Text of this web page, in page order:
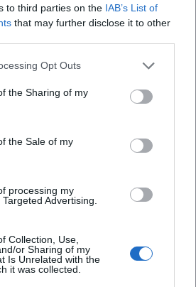
to third parties on the IAB’s List of
that may further disclose it to other
Opt Outs
the Sharing of my
the Sale of my
processing my
Advertising.
Collection, Use,
or Sharing of my
Is Unrelated with the
it was collected.
mediengeschichtlichen Zugriff
und Filter der Fernsehzeit.
die Breite der Anerkennung:
In Summe
Autors, der seine Expertise
dessen Autorität sowohl im
die „Diskographie“ der Prosa
und „Klausen“ legten den
Provinz und Stadt. Ab 2010
ihren seriellen Drive: „Das
(2016), „Die Universität“ (2018), „Die
(2021), „Die Heimat“ (2023),
Titel bilden eine Kompositionsfolge,